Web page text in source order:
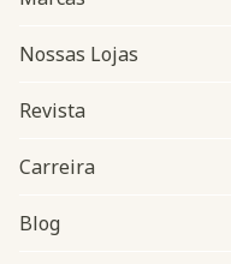
Navegação do rodapé
Nossas Lojas
Revista
Carreira
Blog